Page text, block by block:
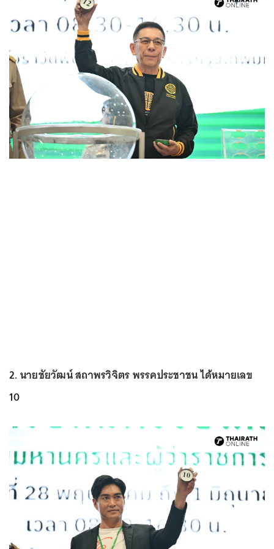
2. นายชัยวัฒน์ สถาพรวิจิตร พรรคประชาชน ได้หมายเลข
10